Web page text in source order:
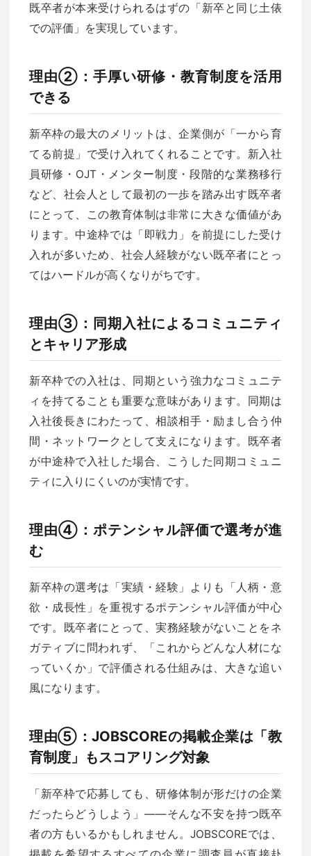
既卒者が本来受けられるはずの「新卒と同じ土俵
での評価」を実現しています。
理由②：手厚い研修・教育制度を活用
できる
新卒枠の最大のメリットは、企業側が「一から育
てる前提」で受け入れてくれることです。新入社
員研修・OJT・メンター制度・段階的な業務移行
など、社会人として最初の一歩を踏み出す既卒者
にとって、この教育体制は非常に大きな価値があ
ります。中途枠では「即戦力」を前提にした受け
入れが多いため、社会人経験がない既卒者にとっ
てはハードルが高くなりがちです。
理由③：同期入社によるコミュニティ
とキャリア形成
新卒枠での入社は、同期という強力なコミュニテ
ィを持てることも重要な意味があります。同期は
入社後長きにわたって、相談相手・励まし合う仲
間・ネットワークとして支えになります。既卒者
が中途枠で入社した場合、こうした同期コミュニ
ティに入りにくいのが実情です。
理由④：ポテンシャル評価で選考が進
む
新卒枠の選考は「実績・経験」よりも「人柄・意
欲・成長性」を重視するポテンシャル評価が中心
です。既卒者にとって、実務経験がないことをネ
ガティブに問われず、「これからどんな人材にな
っていくか」で評価される仕組みは、大きな追い
風になります。
理由⑤：JOBSCOREの掲載企業は「教
育制度」もスコアリング対象
「新卒枠で応募しても、研修体制が形だけの企業
だったらどうしよう」——そんな不安を持つ既卒
者の方もいるかもしれません。JOBSCOREでは、